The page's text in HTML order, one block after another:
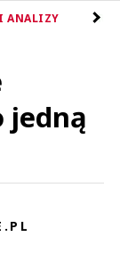
ANALIZY
jedną